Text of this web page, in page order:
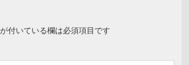
が付いている欄は必須項目です